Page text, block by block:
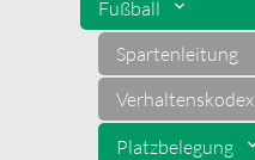
Fußball
Spartenleitung
Verhaltenskodex
Platzbelegung